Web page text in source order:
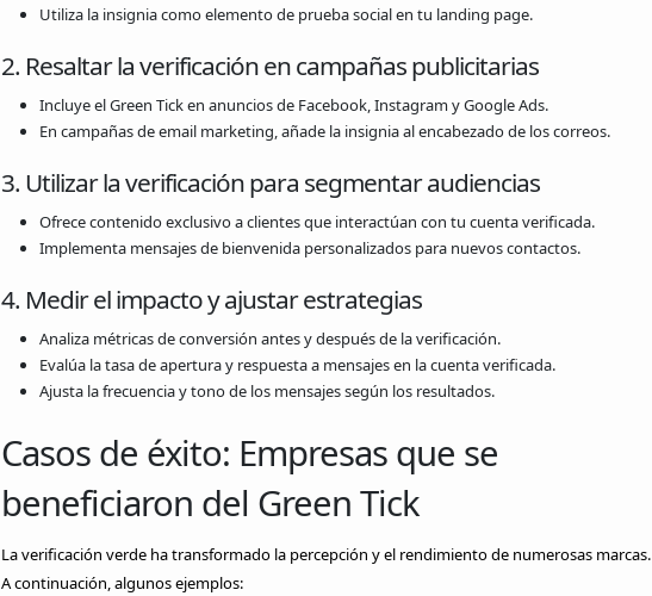
Utiliza la insignia como elemento de prueba social en tu landing page.
2. Resaltar la verificación en campañas publicitarias
Incluye el Green Tick en anuncios de Facebook, Instagram y Google Ads.
En campañas de email marketing, añade la insignia al encabezado de los correos.
3. Utilizar la verificación para segmentar audiencias
Ofrece contenido exclusivo a clientes que interactúan con tu cuenta verificada.
Implementa mensajes de bienvenida personalizados para nuevos contactos.
4. Medir el impacto y ajustar estrategias
Analiza métricas de conversión antes y después de la verificación.
Evalúa la tasa de apertura y respuesta a mensajes en la cuenta verificada.
Ajusta la frecuencia y tono de los mensajes según los resultados.
Casos de éxito: Empresas que se
beneficiaron del Green Tick
La verificación verde ha transformado la percepción y el rendimiento de numerosas marcas.
A continuación, algunos ejemplos: